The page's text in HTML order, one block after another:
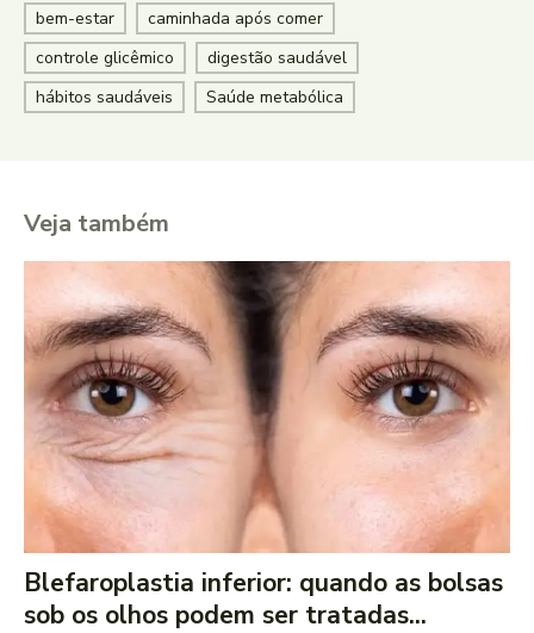
bem-estar
caminhada após comer
controle glicêmico
digestão saudável
hábitos saudáveis
Saúde metabólica
Veja também
Blefaroplastia inferior: quando as bolsas
sob os olhos podem ser tratadas...